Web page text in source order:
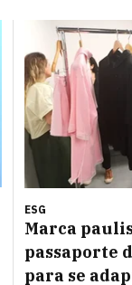
ESG
Marca
passaporte
para se